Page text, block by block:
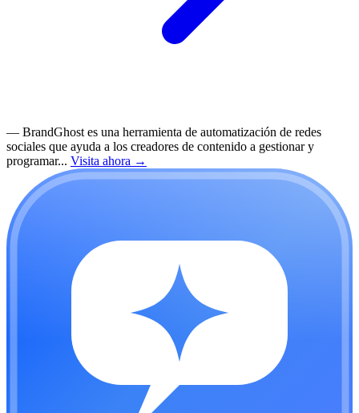
— BrandGhost es una herramienta de automatización de redes
sociales que ayuda a los creadores de contenido a gestionar y
programar... Visita ahora →